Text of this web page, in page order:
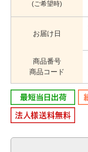
(ご希望時)
お届け日
商品番号
商品コード